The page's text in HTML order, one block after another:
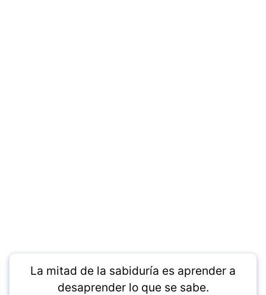
La mitad de la sabiduría es aprender a
desaprender lo que se sabe.